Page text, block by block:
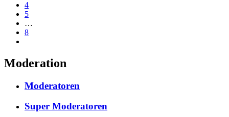
4
5
…
8
Moderation
Moderatoren
Super Moderatoren